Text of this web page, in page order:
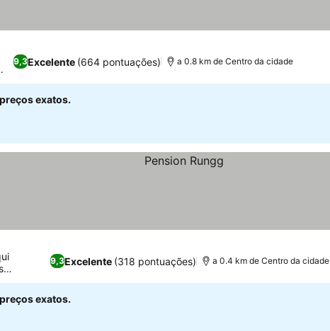
9,3Excelente (664 pontuações) a 0.8 km de Centro da cidade
exatos.
9,3Excelente (318 pontuações) a 0.4 km de Centro da cidade
exatos.